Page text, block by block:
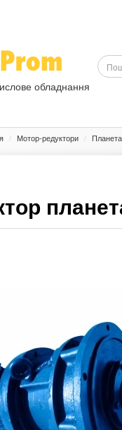
обладнання
Мотор-редуктори